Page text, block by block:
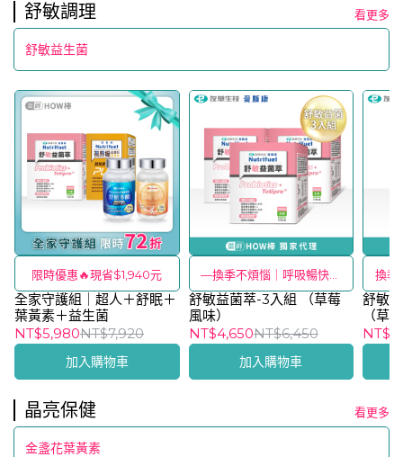
舒敏調理 看更多
舒敏益生菌
限時優惠🔥現省$1,940元
全家守護組｜超人＋舒眠＋
葉黃素＋益生菌
NT$5,980NT$7,920
加入購物車
—換季不煩惱｜呼吸暢快真
舒適—
舒敏益菌萃-3入組 （草莓
風味）
NT$4,650NT$6,450
加入購物車
換季
舒敏
（草
晶亮保健 看更多
金盞花葉黃素